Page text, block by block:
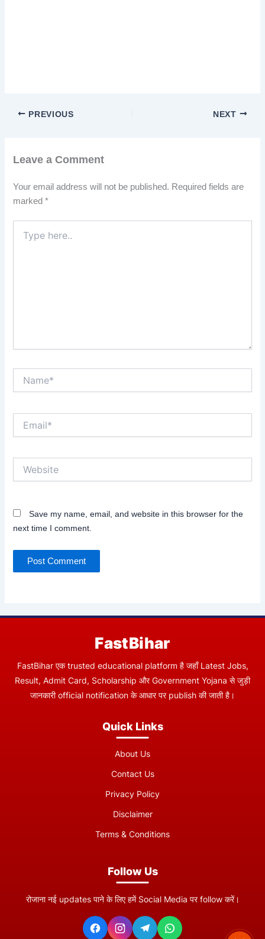
PREVIOUS NEXT
Leave a Comment
Your email address will not be published. Required fields are
marked*
here..
Save my name, email, and website in this browser for the
next time I comment.
FastBihar
FastBihar एक trusted educational platform है जहाँ Latest Jobs,
Result, Admit Card, Scholarship और Government Yojana से जुड़ी
जानकारी official notification के आधार पर publish की जाती है।
Quick Links
About Us
Contact Us
Privacy Policy
Disclaimer
Terms & Conditions
Follow Us
रोजाना नई updates पाने के लिए हमें Social Media पर follow करें।